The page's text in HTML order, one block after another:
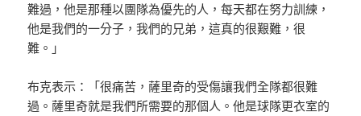
難過，他是那種以團隊為優先的人，每天都在努力訓練，
他是我們的一分子，我們的兄弟，這真的很艱難，很
難。」
布克表示：「很痛苦，薩里奇的受傷讓我們全隊都很難
過。薩里奇就是我們所需要的那個人。他是球隊更衣室的